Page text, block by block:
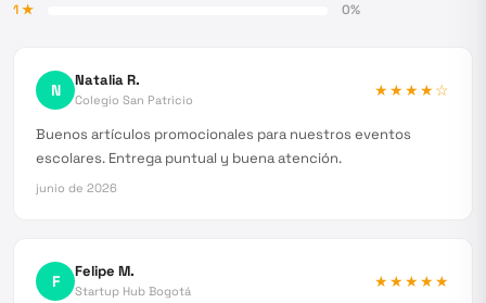
1★ 0%
N Natalia R.
Colegio San Patricio
★★★★☆
Buenos artículos promocionales para nuestros eventos
escolares. Entrega puntual y buena atención.
junio de 2026
F Felipe M.
Startup Hub Bogotá
★★★★★